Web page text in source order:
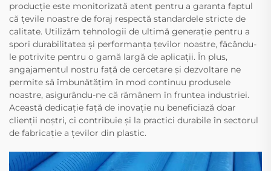
producție este monitorizată atent pentru a garanta faptul
că țevile noastre de foraj respectă standardele stricte de
calitate. Utilizăm tehnologii de ultimă generație pentru a
spori durabilitatea și performanța țevilor noastre, făcându-
le potrivite pentru o gamă largă de aplicații. În plus,
angajamentul nostru față de cercetare și dezvoltare ne
permite să îmbunătățim în mod continuu produsele
noastre, asigurându-ne că rămânem în fruntea industriei.
Această dedicație față de inovație nu beneficiază doar
clienții noștri, ci contribuie și la practici durabile în sectorul
de fabricație a țevilor din plastic.